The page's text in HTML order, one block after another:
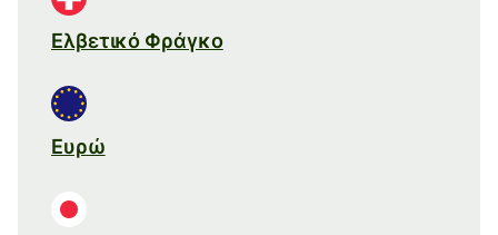
Ελβετικό Φράγκο
Ευρώ